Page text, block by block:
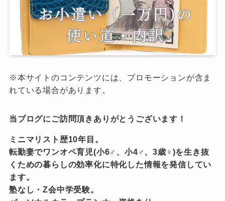
※本サイトのコンテンツには、プロモーションが含ま
れている場合があります。
当ブログにご訪問頂きありがとうございます！
ミニマリスト歴10年目。
転勤妻でワンオペ育児(小6♂、小4♂、3歳♀)を生き抜
くための暮らしの効率化に特化した情報を発信してい
ます。
塾なし・Z会中学受験。